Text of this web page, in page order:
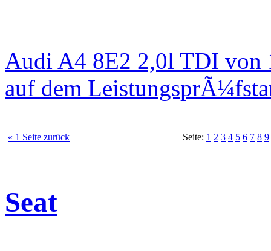
Audi A4 8E2 2,0l TDI von
auf dem
« 1 Seite zurück Seite: 1 2 3 4 5 6 7 8 9
Seat